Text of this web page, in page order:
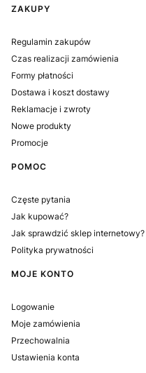
Linki w stopce
ZAKUPY
Regulamin zakupów
Czas realizacji zamówienia
Formy płatności
Dostawa i koszt dostawy
Reklamacje i zwroty
Nowe produkty
Promocje
POMOC
Częste pytania
Jak kupować?
Jak sprawdzić sklep internetowy?
Polityka prywatności
MOJE KONTO
Logowanie
Moje zamówienia
Przechowalnia
Ustawienia konta